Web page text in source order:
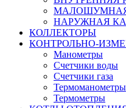
НАРУЖНАЯ
КОЛЛЕКТОРЫ
КОНТРОЛЬНО-
Манометры
Счетчики воды
Счетчики газа
Термоманометры
Термометры